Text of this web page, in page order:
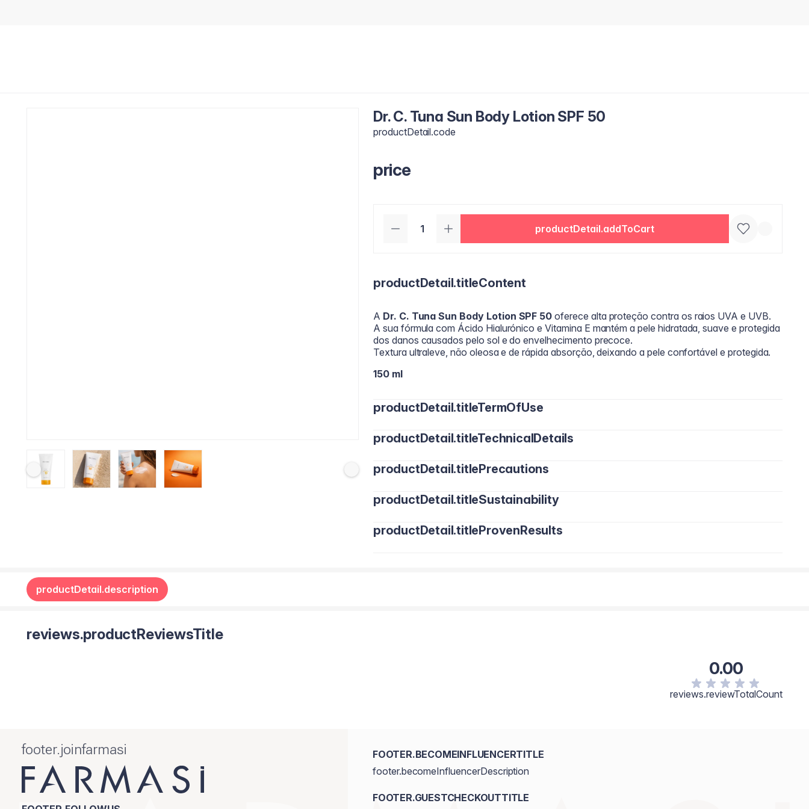
Dr. C. Tuna Sun Body Lotion SPF 50
productDetail.code
price
productDetail.addToCart
productDetail.titleContent
A Dr. C. Tuna Sun Body Lotion SPF 50 oferece alta proteção contra os raios UVA e UVB.
A sua fórmula com Ácido Hialurónico e Vitamina E mantém a pele hidratada, suave e protegida
dos danos causados pelo sol e do envelhecimento precoce.
Textura ultraleve, não oleosa e de rápida absorção, deixando a pele confortável e protegida.
150 ml
productDetail.titleTermOfUse
Aplicar generosamente 15–20 minutos antes da exposição solar.
productDetail.titleTechnicalDetails
Ácido Hialurónico: hidratação leve e pele mais lisa.
Óleo de Tamanu: conforto e suavidade.
Vitamina E: proteção antioxidante contra agressores ambientais.
Acqua, Benzoato di alchile C12-15, Stearato PEG-100, Stearato di glicerile, Alcol cetearyl,
productDetail.titlePrecautions
Aplicar 15 minutos antes da exposição solar.
Ideal para uso diário, inclusive em pele sensível.
Evitar exposição prolongada, mesmo usando protetor solar.
productDetail.titleSustainability
productDetail.titleProvenResults
productDetail.description
reviews.productReviewsTitle
0.00
reviews.reviewTotalCount
footer.joinfarmasi
FOOTER.BECOMEINFLUENCERTITLE
footer.becomeInfluencerDescription
FOOTER.GUESTCHECKOUTTITLE